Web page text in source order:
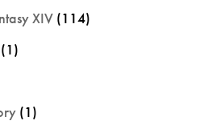
XIV(114)
(1)
(1)